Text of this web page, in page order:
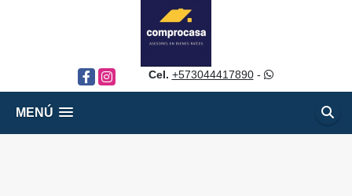
FacebookInstagram Cel. +573044417890-
MENÚ